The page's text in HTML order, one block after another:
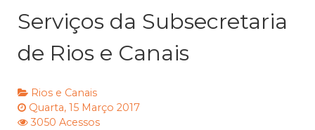
Serviços da Subsecretaria
de Rios e Canais
Rios e Canais
Quarta, 15 Março 2017
3050 Acessos